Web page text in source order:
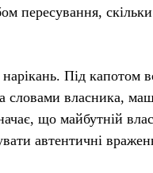
пересування,
Під капотом
власника,
що майбутній
автентичні